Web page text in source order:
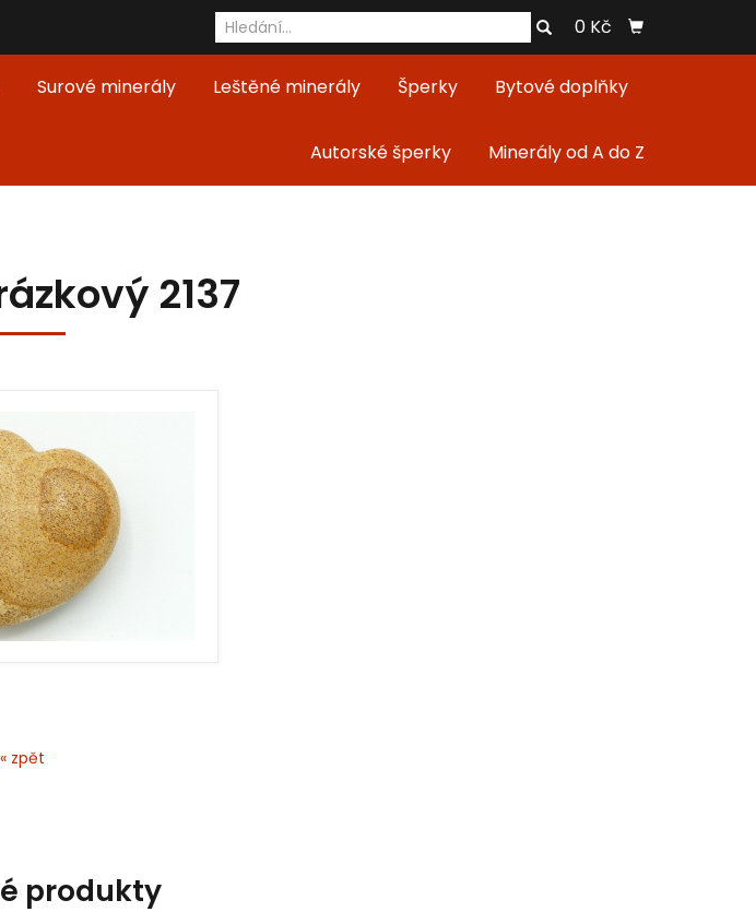
0 Kč
Surové minerály Leštěné minerály Šperky Bytové doplňky
Autorské šperky Minerály od A do Z
2137
« zpět
produkty